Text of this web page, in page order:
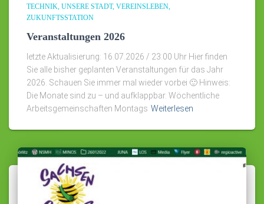
TECHNIK UNSERE STADT VEREINSLEBEN
ZUKUNFTSSTATION
Veranstaltungen 2026
letzte Aktualisierung: 16.07.2026 / 23.00 Uhr Hier finden
Sie alle bisher geplanten Veranstaltungen für das Jahr
2026. Schauen Sie immer mal wieder vorbei 🙂 Hinweis:
Die Monate sind zu – und aufklappbar. Wöchentliche
Arbeitsgemeinschaften Montags Weiterlesen